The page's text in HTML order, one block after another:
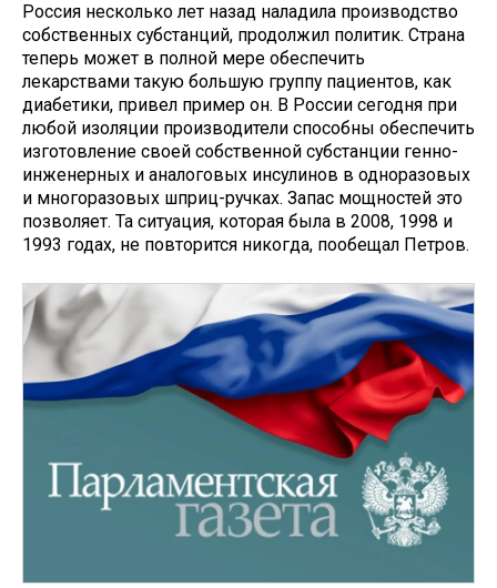
Россия несколько лет назад наладила производство
собственных субстанций, продолжил политик. Страна
теперь может в полной мере обеспечить
лекарствами такую большую группу пациентов, как
диабетики, привел пример он. В России сегодня при
любой изоляции производители способны обеспечить
изготовление своей собственной субстанции генно-
инженерных и аналоговых инсулинов в одноразовых
и многоразовых шприц-ручках. Запас мощностей это
позволяет. Та ситуация, которая была в 2008, 1998 и
1993 годах, не повторится никогда, пообещал Петров.